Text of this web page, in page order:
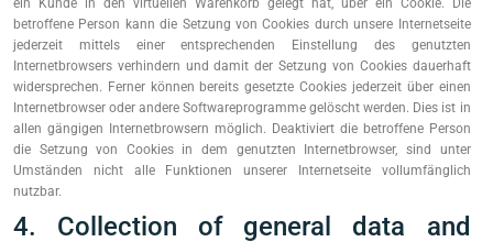
ein Kunde in den virtuellen Warenkorb gelegt hat, über ein Cookie. Die
betroffene Person kann die Setzung von Cookies durch unsere Internetseite
jederzeit mittels einer entsprechenden Einstellung des genutzten
Internetbrowsers verhindern und damit der Setzung von Cookies dauerhaft
widersprechen. Ferner können bereits gesetzte Cookies jederzeit über einen
Internetbrowser oder andere Softwareprogramme gelöscht werden. Dies ist in
allen gängigen Internetbrowsern möglich. Deaktiviert die betroffene Person
die Setzung von Cookies in dem genutzten Internetbrowser, sind unter
Umständen nicht alle Funktionen unserer Internetseite vollumfänglich
nutzbar.
4. Collection of general data and